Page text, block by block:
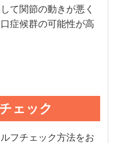
て関節の動きが悪く
症候群の可能性が高
ェック
フチェック方法をお